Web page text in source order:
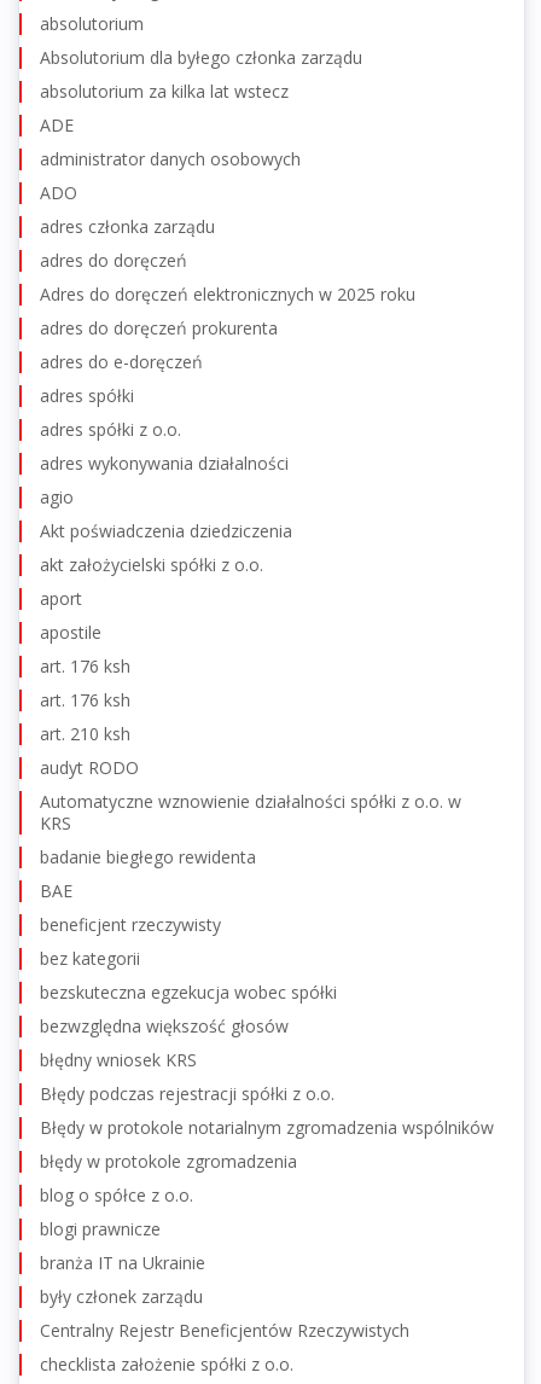
absolutorium
Absolutorium dla byłego członka zarządu
absolutorium za kilka lat wstecz
ADE
administrator danych osobowych
ADO
adres członka zarządu
adres do doręczeń
Adres do doręczeń elektronicznych w 2025 roku
adres do doręczeń prokurenta
adres do e-doręczeń
adres spółki
adres spółki z o.o.
adres wykonywania działalności
agio
Akt poświadczenia dziedziczenia
akt założycielski spółki z o.o.
aport
apostile
art. 176 ksh
art. 176 ksh
art. 210 ksh
audyt RODO
Automatyczne wznowienie działalności spółki z o.o. w
KRS
badanie biegłego rewidenta
BAE
beneficjent rzeczywisty
bez kategorii
bezskuteczna egzekucja wobec spółki
bezwzględna większość głosów
błędny wniosek KRS
Błędy podczas rejestracji spółki z o.o.
Błędy w protokole notarialnym zgromadzenia wspólników
błędy w protokole zgromadzenia
blog o spółce z o.o.
blogi prawnicze
branża IT na Ukrainie
były członek zarządu
Centralny Rejestr Beneficjentów Rzeczywistych
checklista założenie spółki z o.o.